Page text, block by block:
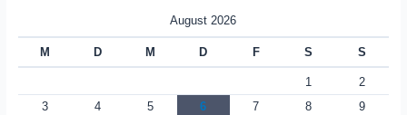
August 2026
M D M D F S S
1
2
3
4 5 6 7 8
9